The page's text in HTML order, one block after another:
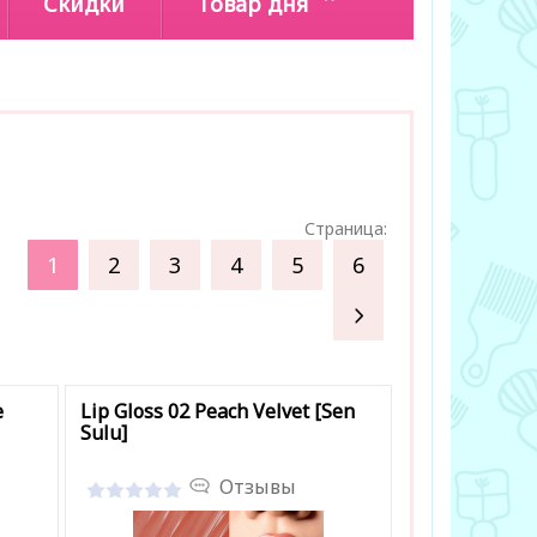
Страница:
1 2 3 4 5
6
Lip Gloss 02 Peach Velvet [Sen
Sulu]
Отзывы